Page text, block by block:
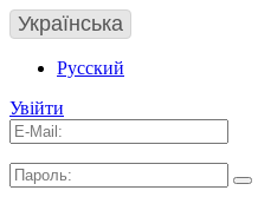
Українська
Русский
Увійти